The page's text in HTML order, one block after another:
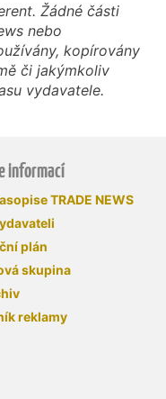
Žádné části
nebo
kopírovány
či jakýmkoliv
vydavatele.
informací
TRADE NEWS
plán
skupina
reklamy